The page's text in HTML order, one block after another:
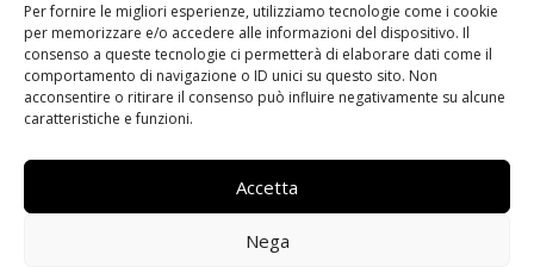
Per fornire le migliori esperienze, utilizziamo tecnologie come i cookie
per memorizzare e/o accedere alle informazioni del dispositivo. Il
consenso a queste tecnologie ci permetterà di elaborare dati come il
comportamento di navigazione o ID unici su questo sito. Non
acconsentire o ritirare il consenso può influire negativamente su alcune
caratteristiche e funzioni.
Accetta
Nega
IL BEER GARDEN CON IL GIALLONE
Siamo pronti a navigare “contro